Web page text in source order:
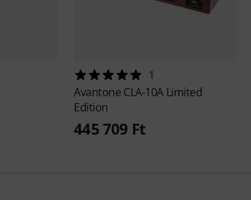
1
Avantone CLA-10A Limited
Edition
445 709 Ft